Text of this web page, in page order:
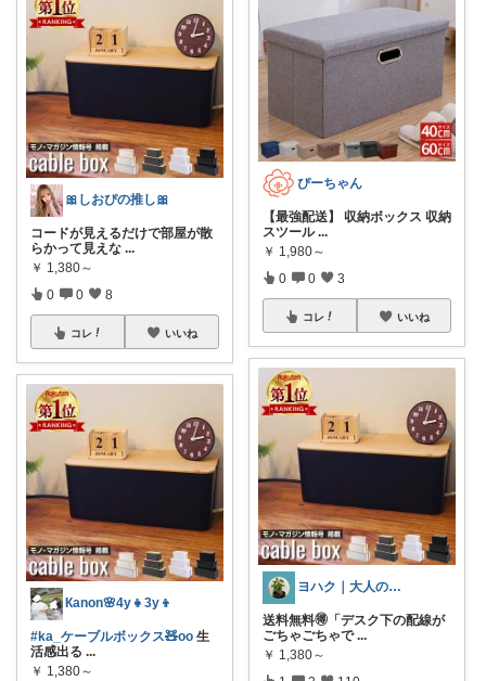
🎀しおぴの推し🎀
コードが見えるだけで部屋が散
らかって見えな ...
￥ 1,380～
0 0 8
コレ いいね
Кanon🌸4y👧3y👦
#ka_ケーブルボックス🧸oo 生
活感出る ...
￥ 1,380～
ぴーちゃん
【最強配送】 収納ボックス 収納
スツール...
￥ 1,980～
0 0 3
コレ いいね
ヨハク｜大人の「失敗しない」新基準
送料無料🉐「デスク下の配線が
ごちゃごちゃで ...
￥ 1,380～